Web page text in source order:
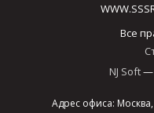
Все
NJ Soft—
Адрес офиса: